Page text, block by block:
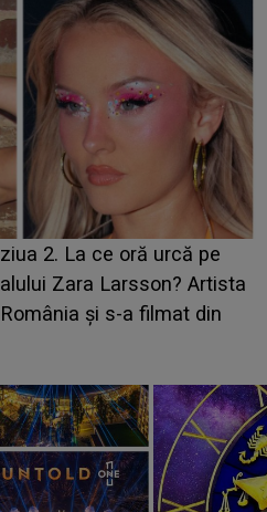
din "Casa Iubirii" l-a
CINE ESTE
Aflându-se în fața
IMEDIAT: "Am